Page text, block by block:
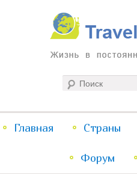
Traveliving
Жизнь в постоянном путешествии
менюГлавная Страны
Форум